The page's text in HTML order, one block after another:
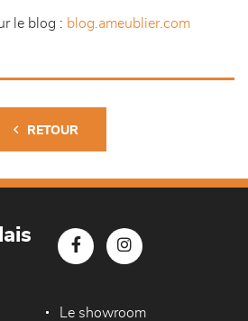
le blog : blog.ameublier.com
RETOUR
Le showroom